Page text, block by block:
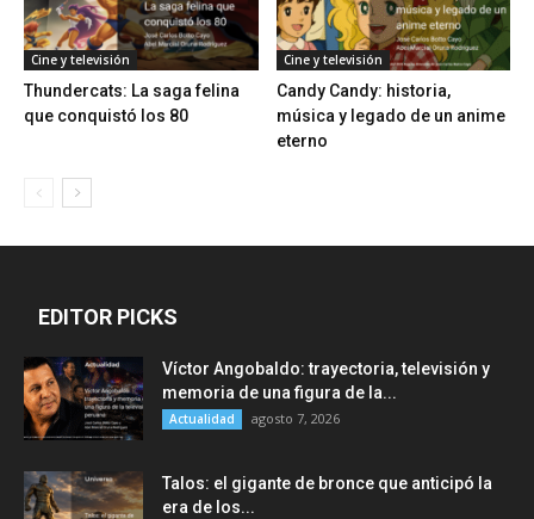
Cine y televisión
Thundercats: La saga felina
que conquistó los 80
Cine y televisión
Candy Candy: historia,
música y legado de un anime
eterno
EDITOR PICKS
Víctor Angobaldo: trayectoria, televisión y
memoria de una figura de la...
Actualidad agosto 7, 2026
Talos: el gigante de bronce que anticipó la
era de los...